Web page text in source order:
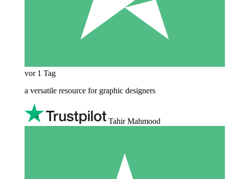
vor 1 Tag
a versatile resource for graphic designers
Tahir Mahmood